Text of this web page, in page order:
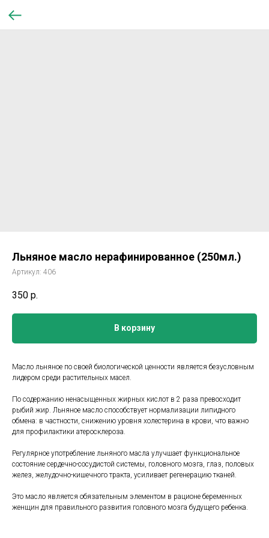
Льняное масло нерафинированное (250мл.)
Артикул: 406
350 р.
В корзину
Масло льняное по своей биологической ценности является безусловным
лидером среди растительных масел.
По содержанию ненасыщенных жирных кислот в 2 раза превосходит
рыбий жир. Льняное масло способствует нормализации липидного
обмена: в частности, снижению уровня холестерина в крови, что важно
для профилактики атеросклероза.
Регулярное употребление льняного масла улучшает функциональное
состояние сердечно-сосудистой системы, головного мозга, глаз, половых
желез, желудочно-кишечного тракта, усиливает регенерацию тканей.
Это масло является обязательным элементом в рационе беременных
женщин для правильного развития головного мозга будущего ребенка.